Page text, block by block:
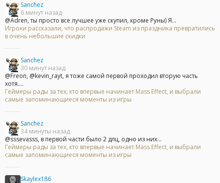
Sanchez
6 минут назад
@Adren, ты просто все лучшее уже скупил, кроме Руны) Я...
Игроки рассказали, что распродажи Steam из праздника превратились
в очень небольшие скидки
Sanchez
30 минут назад
@Freon, @kevin_rayt, я тоже самой первой проходил вторую часть
хотя....
Геймеры рады за тех, кто впервые начинает Mass Effect, и выбрали
самые запоминающиеся моменты из игры
Sanchez
34 минуты назад
@sssevasss, в первой части было 2 длц, одно из них...
Геймеры рады за тех, кто впервые начинает Mass Effect, и выбрали
самые запоминающиеся моменты из игры
Skaylex186